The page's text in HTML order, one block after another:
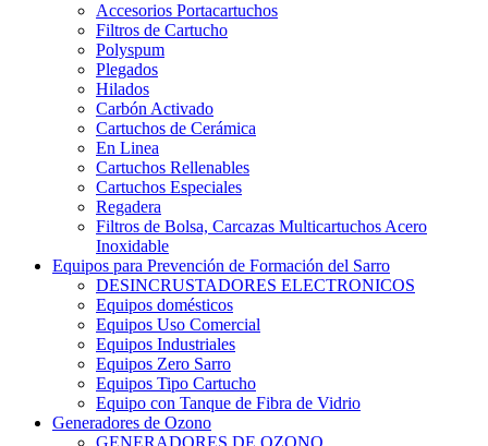
Accesorios Portacartuchos
Filtros de Cartucho
Polyspum
Plegados
Hilados
Carbón Activado
Cartuchos de Cerámica
En Linea
Cartuchos Rellenables
Cartuchos Especiales
Regadera
Filtros de Bolsa, Carcazas Multicartuchos Acero
Inoxidable
Equipos para Prevención de Formación del Sarro
DESINCRUSTADORES ELECTRONICOS
Equipos domésticos
Equipos Uso Comercial
Equipos Industriales
Equipos Zero Sarro
Equipos Tipo Cartucho
Equipo con Tanque de Fibra de Vidrio
Generadores de Ozono
GENERADORES DE OZONO